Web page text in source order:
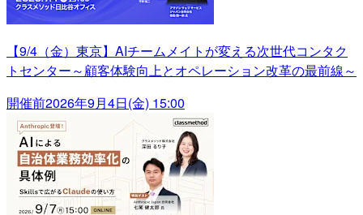
【9/4（金）東京】AIチームメイトが変える次世代コンタク
トセンター～顧客体験向上とオペレーション改革の最前線～
開催前2026年9月4日(金) 15:00